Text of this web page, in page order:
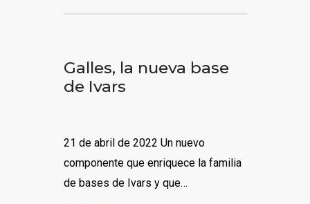
Galles, la nueva base
de Ivars
21 de abril de 2022 Un nuevo
componente que enriquece la familia
de bases de Ivars y que…